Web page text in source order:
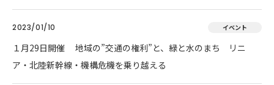
2023/01/10 イベント
１月29日開催 地域の”交通の権利”と、緑と水のまち リニ
ア・北陸新幹線・機構危機を乗り越える